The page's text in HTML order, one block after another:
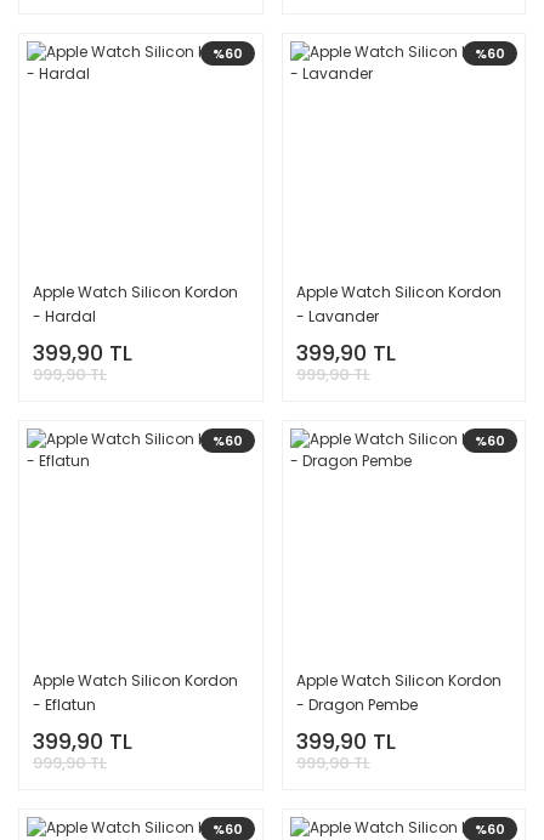
%60
Apple Watch Silicon Kordon
- Hardal
399,90 TL
999,90 TL
%60
Apple Watch Silicon Kordon
- Lavander
399,90 TL
999,90 TL
%60
Apple Watch Silicon Kordon
- Eflatun
399,90 TL
999,90 TL
%60
Apple Watch Silicon Kordon
- Dragon Pembe
399,90 TL
999,90 TL
%60 %60